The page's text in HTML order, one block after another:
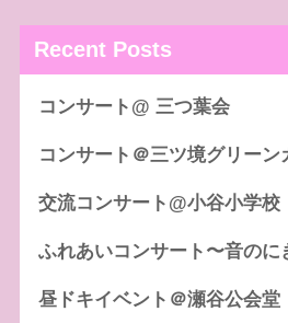
Recent Posts
コンサート@ 三つ葉会
コンサート＠三ツ境グリーン
交流コンサート@小谷小学校
ふれあいコンサート〜音のに
昼ドキイベント＠瀬谷公会堂